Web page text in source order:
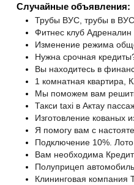
Случайные объявления:
Трубы ВУС, трубы в
Фитнес клуб Адреналин
Изменение режима
Нужна срочная
Вы находитесь в
1 комнатная
Мы поможем вам
Такси taxi в Актау
Изготовление кованых
Я помогу вам с
Подключение 10%.
Вам необходима
Полуприцеп
Клининговая компания